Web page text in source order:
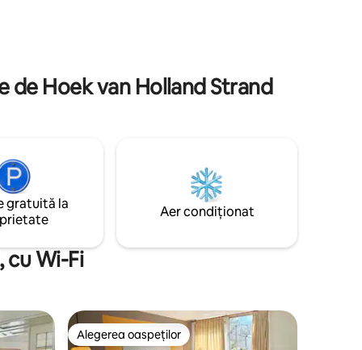
Hoek van Holland Strand
gratuită la
Aer condiționat
Wi-Fi
oaspețilorAlegerea oaspeților
Alegerea oaspeților